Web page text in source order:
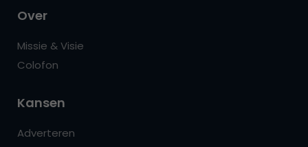
Over
Missie & Visie
Colofon
Kansen
Adverteren